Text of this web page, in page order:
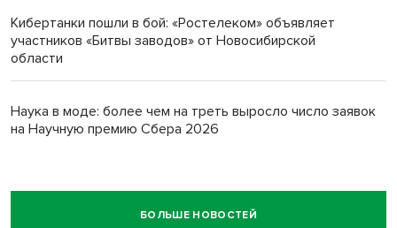
Кибертанки пошли в бой: «Ростелеком» объявляет
участников «Битвы заводов» от Новосибирской
области
Наука в моде: более чем на треть выросло число заявок
на Научную премию Сбера 2026
БОЛЬШЕ НОВОСТЕЙ